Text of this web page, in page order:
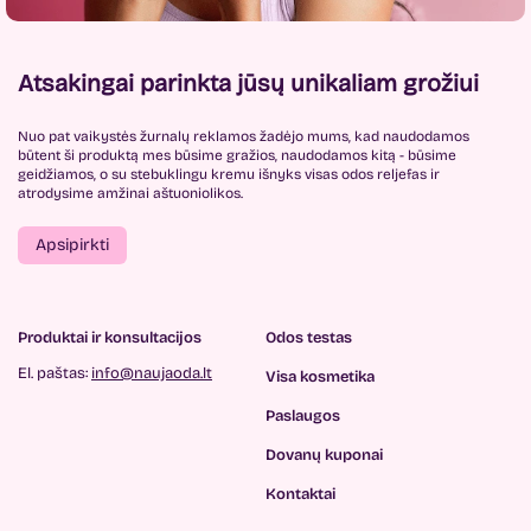
Atsakingai parinkta jūsų unikaliam grožiui
Nuo pat vaikystės žurnalų reklamos žadėjo mums, kad naudodamos
būtent ši produktą mes būsime gražios, naudodamos kitą - būsime
geidžiamos, o su stebuklingu kremu išnyks visas odos reljefas ir
atrodysime amžinai aštuoniolikos.
Apsipirkti
Produktai ir konsultacijos
El. paštas: info@naujaoda.lt
Odos testas
Visa kosmetika
Paslaugos
Dovanų kuponai
Kontaktai